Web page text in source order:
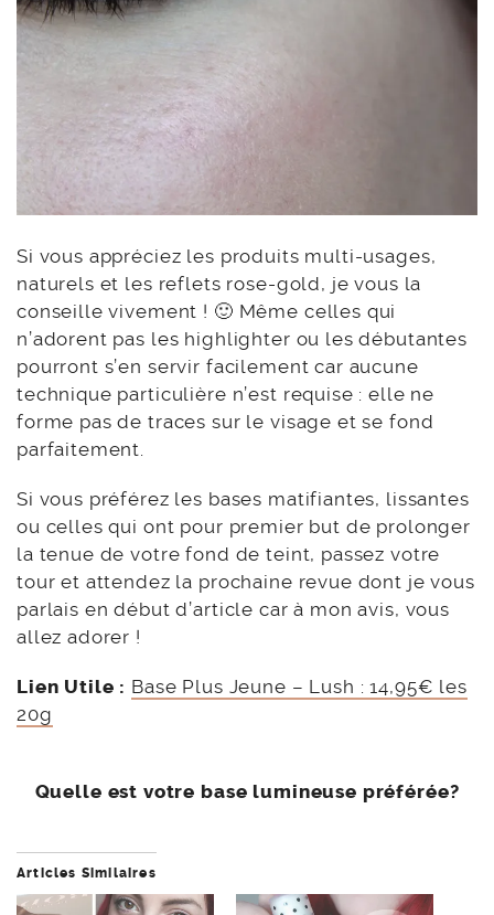
Si vous appréciez les produits multi-usages,
naturels et les reflets rose-gold, je vous la
conseille vivement ! 🙂 Même celles qui
n’adorent pas les highlighter ou les débutantes
pourront s’en servir facilement car aucune
technique particulière n’est requise : elle ne
forme pas de traces sur le visage et se fond
parfaitement.
Si vous préférez les bases matifiantes, lissantes
ou celles qui ont pour premier but de prolonger
la tenue de votre fond de teint, passez votre
tour et attendez la prochaine revue dont je vous
parlais en début d’article car à mon avis, vous
allez adorer !
Lien Utile : Base Plus Jeune – Lush : 14,95€ les
20g
Quelle est votre base lumineuse préférée?
Articles Similaires